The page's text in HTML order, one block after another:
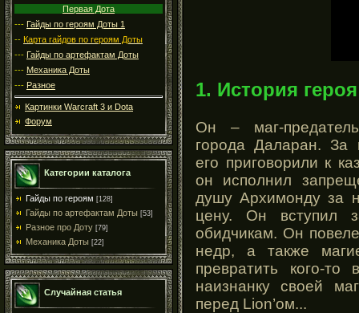
Первая Дота
--- Гайды по героям Доты 1
-- Карта гайдов по героям Доты
--- Гайды по артефактам Доты
--- Механика Доты
--- Разное
Картинки Warcraft 3 и Dota
Форум
Категории каталога
Гайды по героям [128]
Гайды по артефактам Доты [53]
Разное про Доту [79]
Механика Доты [22]
Случайная статья
1. История героя
Он – маг-
города Даларан. За
его приговорили к
он исполнил
душу Архимонду за
цену. Он вступил
обидчикам. Он
недр, а также
превратить кого-
наизнанку своей
перед Lion’ом...